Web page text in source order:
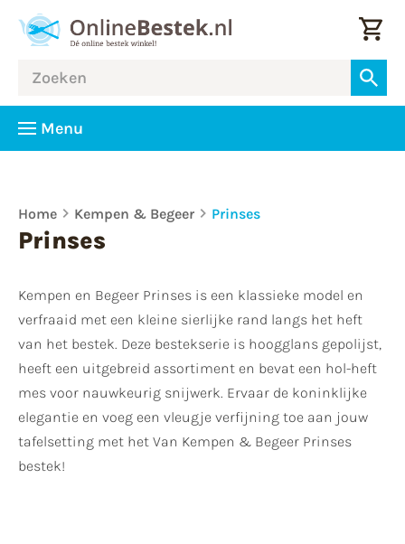
Menu
Home Kempen & Begeer Prinses
Prinses
Kempen en Begeer Prinses is een klassieke model en
verfraaid met een kleine sierlijke rand langs het heft
van het bestek. Deze bestekserie is hoogglans gepolijst,
heeft een uitgebreid assortiment en bevat een hol-heft
mes voor nauwkeurig snijwerk. Ervaar de koninklijke
elegantie en voeg een vleugje verfijning toe aan jouw
tafelsetting met het Van Kempen & Begeer Prinses
bestek!